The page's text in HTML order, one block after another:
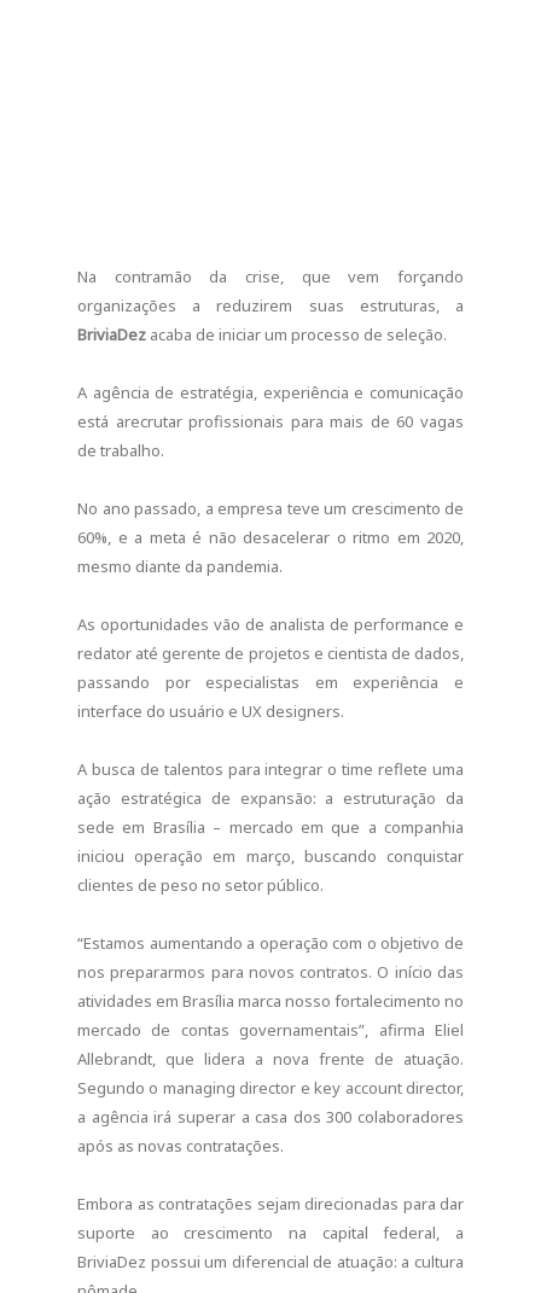
Na contramão da crise, que vem forçando
organizações a reduzirem suas estruturas, a
BriviaDez acaba de iniciar um processo de seleção.
A agência de estratégia, experiência e comunicação
está arecrutar profissionais para mais de 60 vagas
de trabalho.
No ano passado, a empresa teve um crescimento de
60%, e a meta é não desacelerar o ritmo em 2020,
mesmo diante da pandemia.
As oportunidades vão de analista de performance e
redator até gerente de projetos e cientista de dados,
passando por especialistas em experiência e
interface do usuário e UX designers.
A busca de talentos para integrar o time reflete uma
ação estratégica de expansão: a estruturação da
sede em Brasília – mercado em que a companhia
iniciou operação em março, buscando conquistar
clientes de peso no setor público.
“Estamos aumentando a operação com o objetivo de
nos prepararmos para novos contratos. O início das
atividades em Brasília marca nosso fortalecimento no
mercado de contas governamentais”, afirma Eliel
Allebrandt, que lidera a nova frente de atuação.
Segundo o managing director e key account director,
a agência irá superar a casa dos 300 colaboradores
após as novas contratações.
Embora as contratações sejam direcionadas para dar
suporte ao crescimento na capital federal, a
BriviaDez possui um diferencial de atuação: a cultura